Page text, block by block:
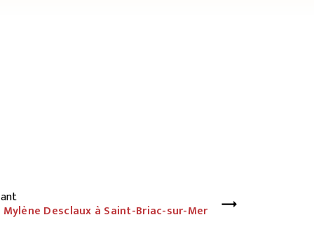
Desclaux à Saint-Briac-sur-Mer